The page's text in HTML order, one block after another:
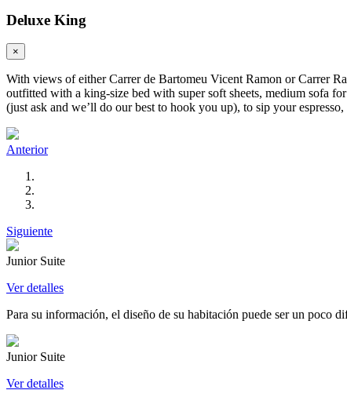
Deluxe King
×
With views of either Carrer de Bartomeu Vicent Ramon or Carrer
outfitted with a king-size bed with super soft sheets, medium sofa
(just ask and we’ll do our best to hook you up), to sip your
Anterior
Siguiente
Junior Suite
Ver detalles
Para su información, el diseño de su habitación puede ser un poco
Junior Suite
Ver detalles